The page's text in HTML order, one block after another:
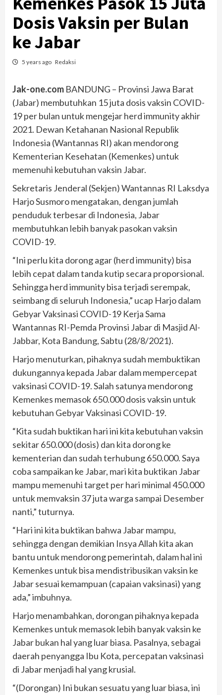
Dosis Vaksin per Bulan
ke Jabar
5 years ago Redaksi
Jak-one.com BANDUNG – Provinsi Jawa Barat
(Jabar) membutuhkan 15 juta dosis vaksin COVID-
19 per bulan untuk mengejar herd immunity akhir
2021. Dewan Ketahanan Nasional Republik
Indonesia (Wantannas RI) akan mendorong
Kementerian Kesehatan (Kemenkes) untuk
memenuhi kebutuhan vaksin Jabar.
Sekretaris Jenderal (Sekjen) Wantannas RI Laksdya
Harjo Susmoro mengatakan, dengan jumlah
penduduk terbesar di Indonesia, Jabar
membutuhkan lebih banyak pasokan vaksin
COVID-19.
“Ini perlu kita dorong agar (herd immunity) bisa
lebih cepat dalam tanda kutip secara proporsional.
Sehingga herd immunity bisa terjadi serempak,
seimbang di seluruh Indonesia,” ucap Harjo dalam
Gebyar Vaksinasi COVID-19 Kerja Sama
Wantannas RI-Pemda Provinsi Jabar di Masjid Al-
Jabbar, Kota Bandung, Sabtu (28/8/2021).
Harjo menuturkan, pihaknya sudah membuktikan
dukungannya kepada Jabar dalam mempercepat
vaksinasi COVID-19. Salah satunya mendorong
Kemenkes memasok 650.000 dosis vaksin untuk
kebutuhan Gebyar Vaksinasi COVID-19.
“Kita sudah buktikan hari ini kita kebutuhan vaksin
sekitar 650.000 (dosis) dan kita dorong ke
kementerian dan sudah terhubung 650.000. Saya
coba sampaikan ke Jabar, mari kita buktikan Jabar
mampu memenuhi target per hari minimal 450.000
untuk memvaksin 37 juta warga sampai Desember
nanti,” tuturnya.
“Hari ini kita buktikan bahwa Jabar mampu,
sehingga dengan demikian Insya Allah kita akan
bantu untuk mendorong pemerintah, dalam hal ini
Kemenkes untuk bisa mendistribusikan vaksin ke
Jabar sesuai kemampuan (capaian vaksinasi) yang
ada,” imbuhnya.
Harjo menambahkan, dorongan pihaknya kepada
Kemenkes untuk memasok lebih banyak vaksin ke
Jabar bukan hal yang luar biasa. Pasalnya, sebagai
daerah penyangga Ibu Kota, percepatan vaksinasi
di Jabar menjadi hal yang krusial.
“(Dorongan) Ini bukan sesuatu yang luar biasa, ini